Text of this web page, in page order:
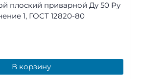
плоский приварной Ду 50 Ру
1, ГОСТ 12820-80
В корзину